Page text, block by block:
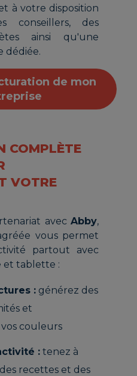
à votre disposition
conseillers, des
ainsi qu'une
dédiée.
de mon
COMPLÈTE
VOTRE
avec Abby,
vous permet
partout avec
et tablette :
: générez des
et
vos couleurs
: tenez à
recettes et des